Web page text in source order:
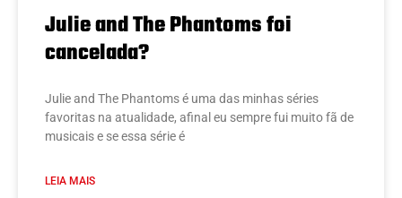
Julie and The Phantoms foi
cancelada?
Julie and The Phantoms é uma das minhas séries
favoritas na atualidade, afinal eu sempre fui muito fã de
musicais e se essa série é
LEIA MAIS